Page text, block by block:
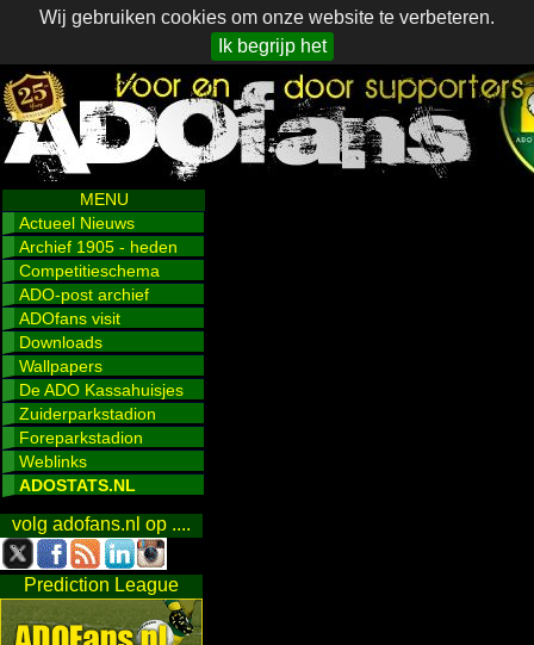
Wij gebruiken cookies om onze website te verbeteren.
Ik begrijp het
MENU
Actueel Nieuws
Archief 1905 - heden
Competitieschema
ADO-post archief
ADOfans visit
Downloads
Wallpapers
De ADO Kassahuisjes
Zuiderparkstadion
Foreparkstadion
Weblinks
ADOSTATS.NL
volg adofans.nl op ....
Prediction League